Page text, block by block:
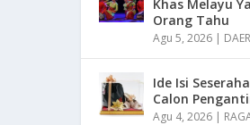
Khas Melayu
Orang Tahu
Agu 5, 2026 |
Ide Isi
Calon
Agu 4, 2026 |